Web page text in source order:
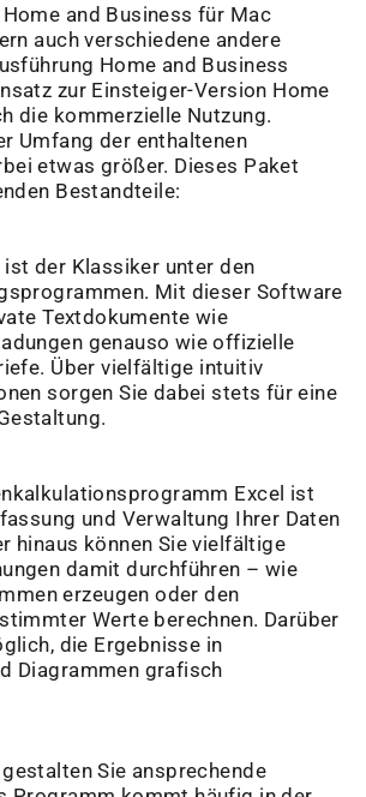
and Business für Mac
auch verschiedene andere
Home and Business
zur Einsteiger-Version Home
die kommerzielle Nutzung.
Umfang der enthaltenen
etwas größer. Dieses Paket
Bestandteile:
der Klassiker unter den
Mit dieser Software
Textdokumente wie
genauso wie offizielle
Über vielfältige intuitiv
sorgen Sie dabei stets für eine
Excel ist
und Verwaltung Ihrer Daten
hinaus können Sie vielfältige
damit durchführen – wie
erzeugen oder den
Werte berechnen. Darüber
die Ergebnisse in
Diagrammen grafisch
Sie ansprechende